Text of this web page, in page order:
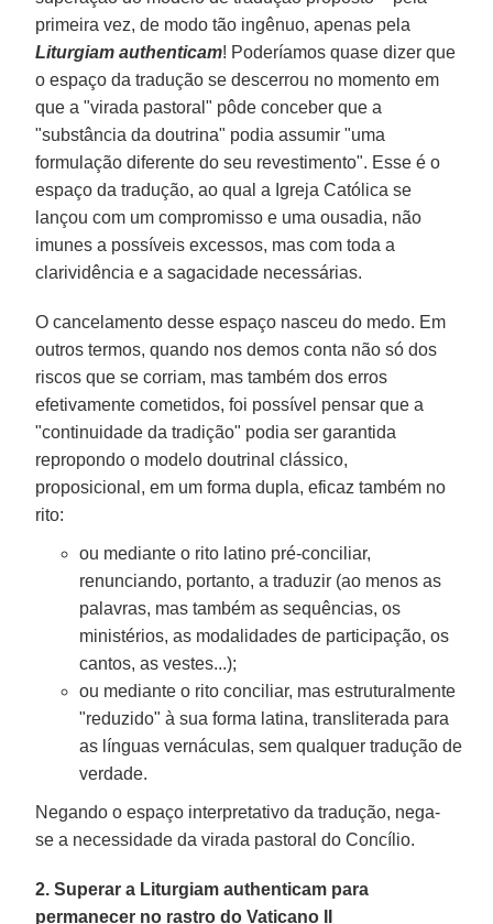
primeira vez, de modo tão ingênuo, apenas pela
Liturgiam authenticam! Poderíamos quase dizer que
o espaço da tradução se descerrou no momento em
que a "virada pastoral" pôde conceber que a
"substância da doutrina" podia assumir "uma
formulação diferente do seu revestimento". Esse é o
espaço da tradução, ao qual a Igreja Católica se
lançou com um compromisso e uma ousadia, não
imunes a possíveis excessos, mas com toda a
clarividência e a sagacidade necessárias.
O cancelamento desse espaço nasceu do medo. Em
outros termos, quando nos demos conta não só dos
riscos que se corriam, mas também dos erros
efetivamente cometidos, foi possível pensar que a
"continuidade da tradição" podia ser garantida
repropondo o modelo doutrinal clássico,
proposicional, em um forma dupla, eficaz também no
rito:
ou mediante o rito latino pré-conciliar,
renunciando, portanto, a traduzir (ao menos as
palavras, mas também as sequências, os
ministérios, as modalidades de participação, os
cantos, as vestes...);
ou mediante o rito conciliar, mas estruturalmente
"reduzido" à sua forma latina, transliterada para
as línguas vernáculas, sem qualquer tradução de
verdade.
Negando o espaço interpretativo da tradução, nega-
se a necessidade da virada pastoral do Concílio.
2. Superar a Liturgiam authenticam para
permanecer no rastro do Vaticano II